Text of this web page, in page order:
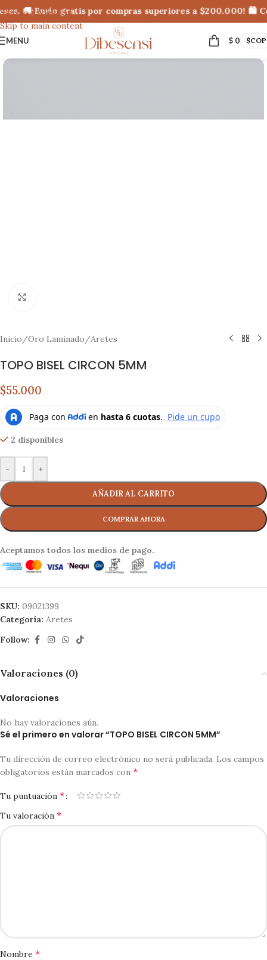
Skip to navigation
Skip to main content
🚚¡Envío gratis por compras superiores a $200.000!
MENU $0 $COP
Inicio/Oro Laminado/Aretes
TOPO BISEL CIRCON 5MM
$55.000
2 disponibles
- +
AÑADIR AL CARRITO
Aceptamos todos los medios de pago.
SKU: 09021399
Categoría: Aretes
Follow:
Valoraciones (0)
Valoraciones
No hay valoraciones aún.
Sé el primero en valorar “TOPO BISEL CIRCON 5MM”
Tu dirección de correo electrónico no será publicada. Los campos
obligatorios están marcados con *
Tu puntuación *
Tu valoración *
Nombre *